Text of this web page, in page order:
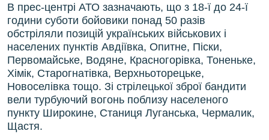
В прес-центрі АТО зазначають, що з 18-ї до 24-ї
години суботи бойовики понад 50 разів
обстріляли позицій українських військових і
населених пунктів Авдіївка, Опитне, Піски,
Первомайське, Водяне, Красногорівка, Тоненьке,
Хімік, Старогнатівка, Верхньоторецьке,
Новоселівка тощо. Зі стрілецької зброї бандити
вели турбуючий вогонь поблизу населеного
пункту Широкине, Станиця Луганська, Чермалик,
Щастя.